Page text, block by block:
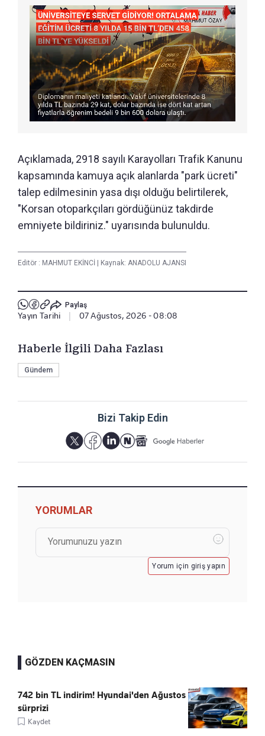
Açıklamada, 2918 sayılı Karayolları Trafik Kanunu
kapsamında kamuya açık alanlarda "park ücreti"
talep edilmesinin yasa dışı olduğu belirtilerek,
"Korsan otoparkçıları gördüğünüz takdirde
emniyete bildiriniz." uyarısında bulunuldu.
Editör : MAHMUT EKİNCİ | Kaynak: ANADOLU AJANSI
Paylaş
Yayın Tarihi 07 Ağustos, 2026 - 08:08
Haberle İlgili Daha Fazlası
Gündem
Bizi Takip Edin
YORUMLAR
Yorum için giriş yapın
GÖZDEN KAÇMASIN
742 bin TL indirim! Hyundai'den Ağustos
sürprizi
Kaydet